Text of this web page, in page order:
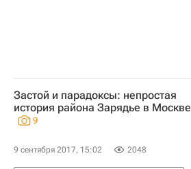
Застой и парадоксы: непростая
история района Зарядье в Москве
9
9 сентября 2017, 15:02 2048